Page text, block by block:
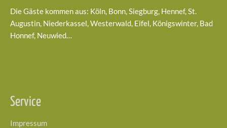
Die Gäste kommen aus: Köln, Bonn, Siegburg, Hennef, St.
Augustin, Niederkassel, Westerwald, Eifel, Königswinter, Bad
Honnef, Neuwied…
Service
Impressum